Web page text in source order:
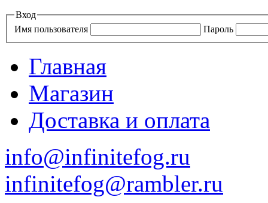
Вход
Имя пользователя
Пароль
Главная
Магазин
Доставка и оплата
info@infinitefog.ru
infinitefog@rambler.ru